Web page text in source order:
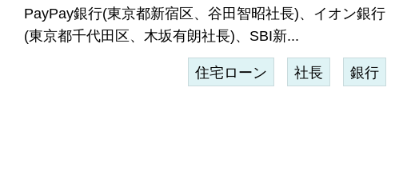
PayPay銀行(東京都新宿区、谷田智昭社長)、イオン銀行
(東京都千代田区、木坂有朗社長)、SBI新...
住宅ローン 社長 銀行